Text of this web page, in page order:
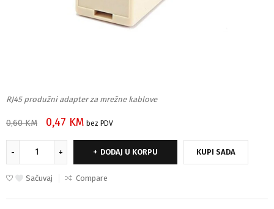
RJ45 produžni adapter za mrežne kablove
0,60KM 0,47 KM bez PDV
DODAJ U KORPU KUPI SADA
Sačuvaj Compare